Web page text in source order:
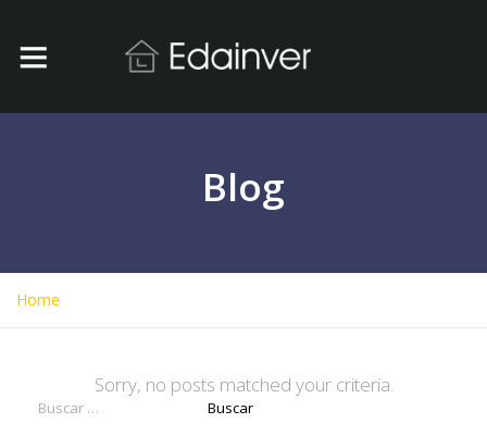
Blog
Home
Sorry, no posts matched your criteria.
Buscar: